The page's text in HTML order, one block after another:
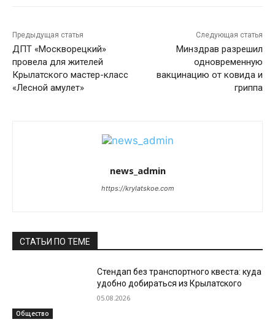
Предыдущая статья
ДПТ «Москворецкий»
провела для жителей
Крылатского мастер-класс
«Лесной амулет»
Следующая статья
Минздрав разрешил
одновременную
вакцинацию от ковида и
гриппа
news_admin
https://krylatskoe.com
СТАТЬИ ПО ТЕМЕ
Общество
Стендап без транспортного квеста: куда
удобно добираться из Крылатского
05.08.2026